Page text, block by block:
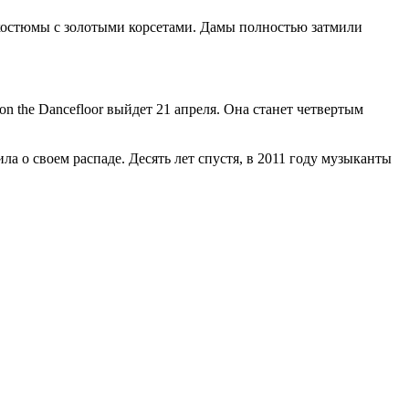
с золотыми корсетами. Дамы полностью затмили
the Dancefloor выйдет 21 апреля. Она станет четвертым
о своем распаде. Десять лет спустя, в 2011 году музыканты